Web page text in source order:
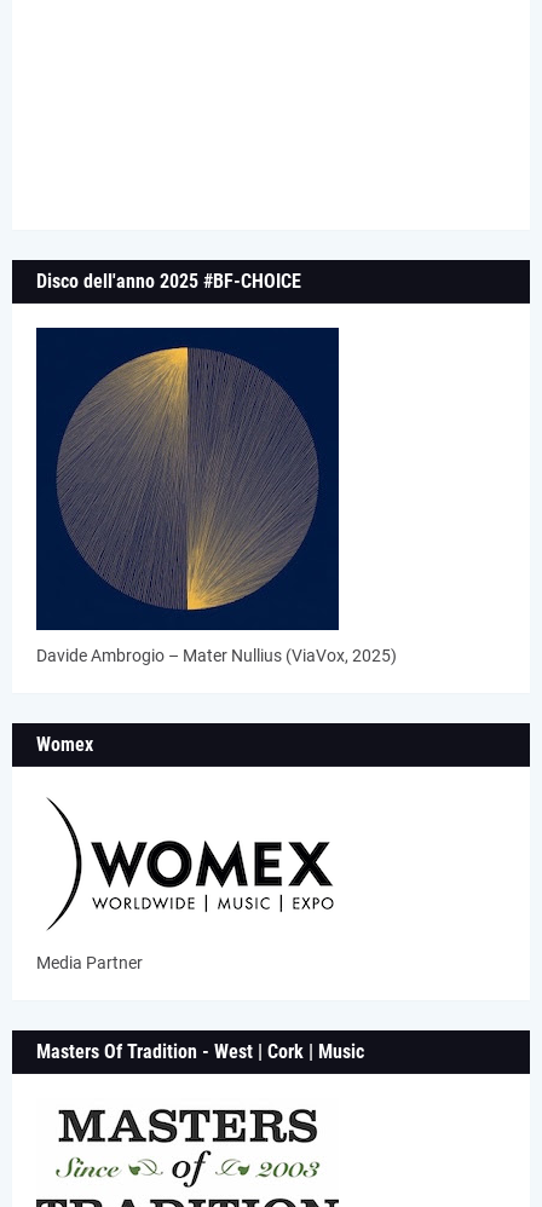
Disco dell'anno 2025 #BF-CHOICE
Davide Ambrogio – Mater Nullius (ViaVox, 2025)
Womex
Media Partner
Masters Of Tradition - West | Cork | Music